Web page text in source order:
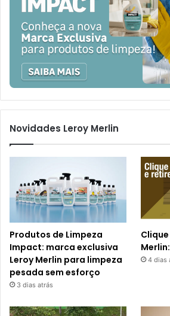
Novidades Leroy Merlin
Produtos de Limpeza
Impact: marca exclusiva
Leroy Merlin para limpeza
pesada sem esforço
3 dias atrás
4 dias